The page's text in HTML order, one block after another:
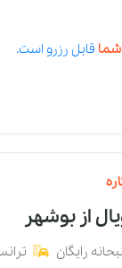
شما قابل رزرو است.
از بوشهر
رایگان